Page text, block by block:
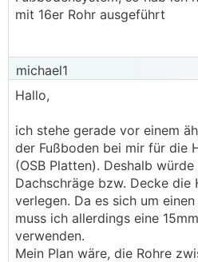
mit 16er Rohr ausgeführt
michael1
Hallo,
ich stehe gerade vor einem
der Fußboden bei mir für die
(OSB Platten). Deshalb
Dachschräge bzw. Decke die
verlegen. Da es sich um
muss ich allerdings eine
verwenden.
Mein Plan wäre, die Rohre